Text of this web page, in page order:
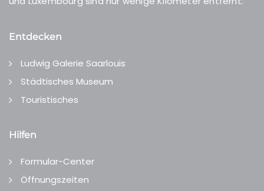
Entdecken
Ludwig Galerie Saarlouis
Städtisches Museum
Touristisches
Hilfen
Formular-Center
Öffnungszeiten